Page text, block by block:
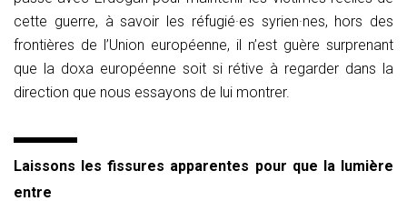
cette guerre, à savoir les réfugié·es syrien·nes, hors des
frontières de l’Union européenne, il n’est guère surprenant
que la doxa européenne soit si rétive à regarder dans la
direction que nous essayons de lui montrer.
Laissons les fissures apparentes pour que la lumière
entre